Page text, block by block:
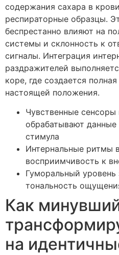
содержания сахара в
респираторные образцы.
беспрестанно влияют на
системы и склонность к
сигналы. Интеграция
раздражителей
коре, где создается
настоящей положения.
Чувственные
обрабатывают
стимула
Интернальные ритмы
восприимчивость к
Гуморальный
тональность
Как
на